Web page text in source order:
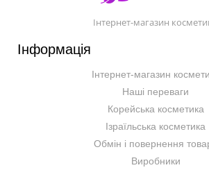
Інтернет-магазин
Інформація
Інтернет-магазин
Наші переваги
Корейська косметика
Ізраїльська косметика
Обмін і повернення
Виробники